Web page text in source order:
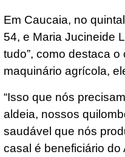
Em Caucaia, no
54, e Maria Jucineide
tudo”, como destaca
maquinário agrícola,
“Isso que nós
aldeia, nossos
saudável que nós
casal é beneficiário do